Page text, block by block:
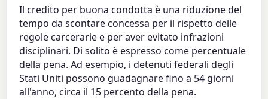
Il credito per buona condotta è una riduzione del
tempo da scontare concessa per il rispetto delle
regole carcerarie e per aver evitato infrazioni
disciplinari. Di solito è espresso come percentuale
della pena. Ad esempio, i detenuti federali degli
Stati Uniti possono guadagnare fino a 54 giorni
all'anno, circa il 15 percento della pena.